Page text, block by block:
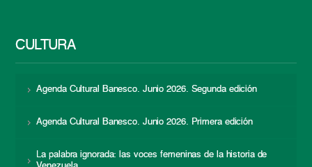
CULTURA
Agenda Cultural Banesco. Junio 2026. Segunda edición
Agenda Cultural Banesco. Junio 2026. Primera edición
La palabra ignorada: las voces femeninas de la historia de